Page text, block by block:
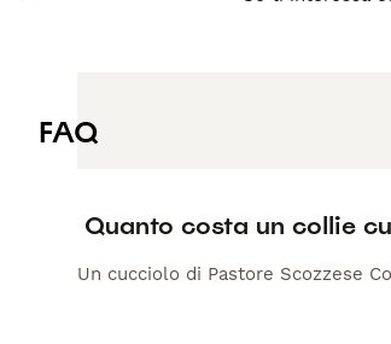
FAQ
Quanto costa un collie
Un cucciolo di Pastore Scozzese